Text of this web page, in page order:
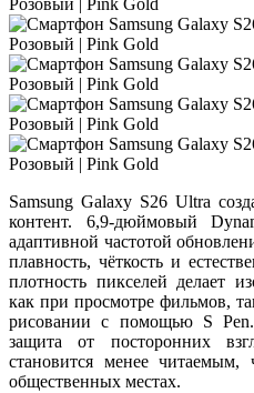
Samsung Galaxy S26 Ultra
контент. 6,9-дюймовый
адаптивной частотой
плавность, чёткость и
плотность пикселей делает
как при просмотре фильмов,
рисовании с помощью S Pen.
защита от посторонних
становится менее
общественных местах.